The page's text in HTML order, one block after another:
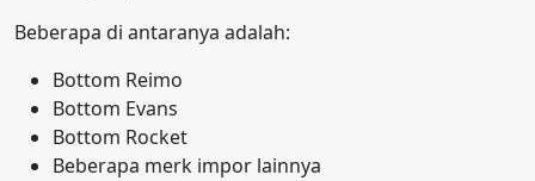
Beberapa di antaranya adalah:
Bottom Reimo
Bottom Evans
Bottom Rocket
Beberapa merk impor lainnya